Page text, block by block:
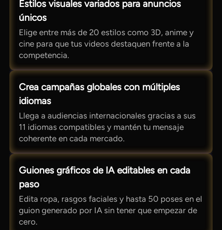
Estilos visuales variados para anuncios
únicos
Elige entre más de 20 estilos como 3D, anime y
cine para que tus videos destaquen frente a la
competencia.
Crea campañas globales con múltiples
idiomas
Llega a audiencias internacionales gracias a sus
11 idiomas compatibles y mantén tu mensaje
coherente en cada mercado.
Guiones gráficos de IA editables en cada
paso
Edita ropa, rasgos faciales y hasta 50 poses en el
guion generado por IA sin tener que empezar de
cero.